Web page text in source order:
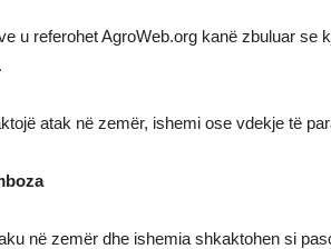
u referohet AgroWeb.org kanë zbuluar se
atak në zemër, ishemi ose vdekje të
në zemër dhe ishemia shkaktohen si